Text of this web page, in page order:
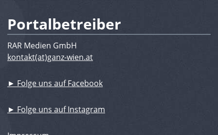
Portalbetreiber
RAR Medien GmbH
kontakt(at)ganz-wien.at
► Folge uns auf Facebook
► Folge uns auf Instagram